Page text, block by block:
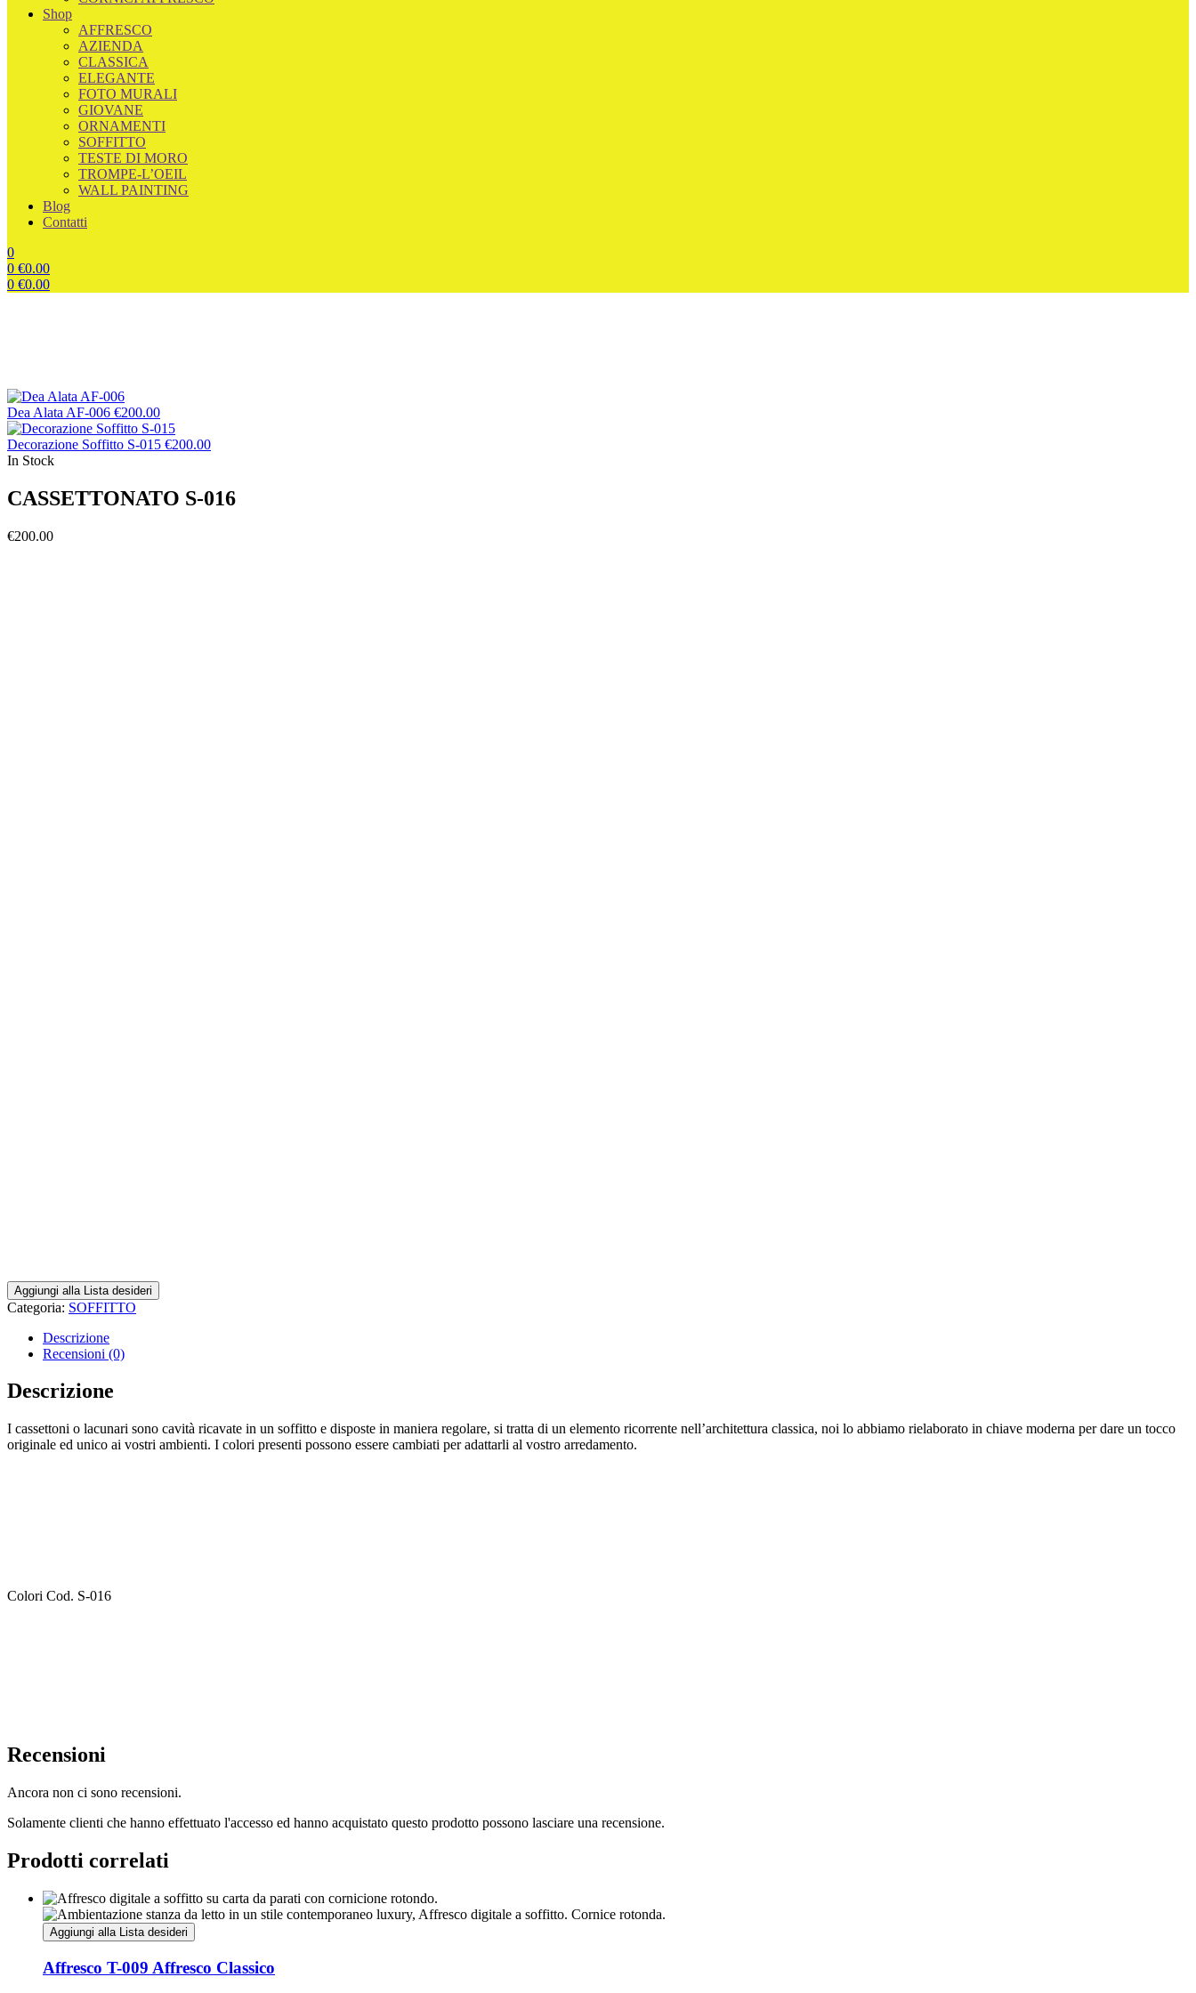
Shop
AFFRESCO
AZIENDA
CLASSICA
ELEGANTE
FOTO MURALI
GIOVANE
ORNAMENTI
SOFFITTO
TESTE DI MORO
TROMPE-L’OEIL
WALL PAINTING
Blog
Contatti
0
0 €0.00
0 €0.00
Dea Alata AF-006 €200.00
Decorazione Soffitto S-015 €200.00
In Stock
CASSETTONATO S-016
€200.00
Aggiungi alla Lista desideri
Categoria: SOFFITTO
Descrizione
Recensioni (0)
Descrizione
I cassettoni o lacunari sono cavità ricavate in un soffitto e disposte in maniera regolare, si tratta di un elemento ricorrente nell’architettura classica, noi lo abbiamo rielaborato in chiave moderna per dare un tocco
originale ed unico ai vostri ambienti. I colori presenti possono essere cambiati per adattarli al vostro arredamento.
Colori Cod. S-016
Recensioni
Ancora non ci sono recensioni.
Solamente clienti che hanno effettuato l'accesso ed hanno acquistato questo prodotto possono lasciare una recensione.
Prodotti correlati
Aggiungi alla Lista desideri
Affresco T-009 Affresco Classico